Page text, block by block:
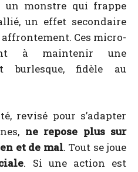
un monstre qui frappe
un effet secondaire
affrontement. Ces micro-
à maintenir une
burlesque, fidèle au
revisé pour s’adapter
ne repose plus sur
et de mal. Tout se joue
. Si une action est